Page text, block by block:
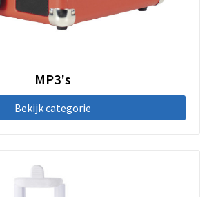
MP3's
Bekijk categorie